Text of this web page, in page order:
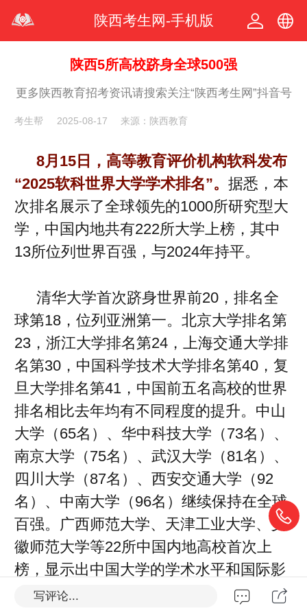
陕西考生网-手机版
中文
繁体
陕西5所高校跻身全球500强
更多陕西教育招考资讯请搜索关注“陕西考生网”抖音号
考生帮 2025-08-17 来源：陕西教育
8月15日，高等教育评价机构软科发布
“2025软科世界大学学术排名”。 据悉，本
次排名展示了全球领先的1000所研究型大
学，中国内地共有222所大学上榜，其中
13所位列世界百强，与2024年持平。
清华大学首次跻身世界前20，排名全
球第18，位列亚洲第一。北京大学排名第
23，浙江大学排名第24，上海交通大学排
名第30，中国科学技术大学排名第40，复
旦大学排名第41，中国前五名高校的世界
排名相比去年均有不同程度的提升。中山
大学（65名）、华中科技大学（73名）、
南京大学（75名）、武汉大学（81名）、
四川大学（87名）、西安交通大学（92
名）、中南大学（96名）继续保持在全球
百强。广西师范大学、天津工业大学、安
徽师范大学等22所中国内地高校首次上
榜，显示出中国大学的学术水平和国际影
响力正在持续攀升。
写评论...